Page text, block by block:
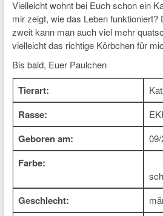
Vielleicht wohnt bei Euch schon ein
mir zeigt, wie das Leben
zweit kann man auch viel mehr
vielleicht das richtige Körbchen für
Bis bald, Euer Paulchen
Tierart:
Rasse:
Geboren am:
Farbe:
Geschlecht: